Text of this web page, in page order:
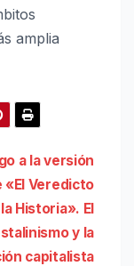
amplia
a la versión
«El Veredicto
Historia». El
y la
capitalista